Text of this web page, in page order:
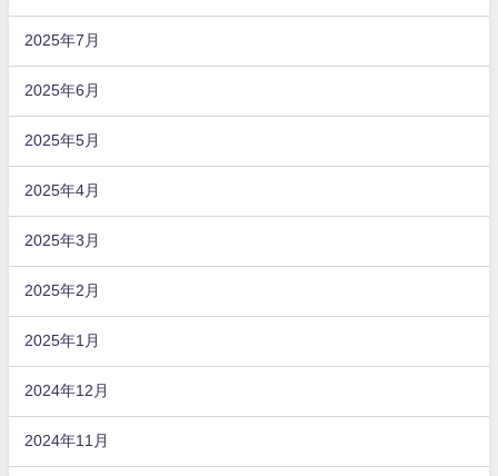
2025年7月
2025年6月
2025年5月
2025年4月
2025年3月
2025年2月
2025年1月
2024年12月
2024年11月